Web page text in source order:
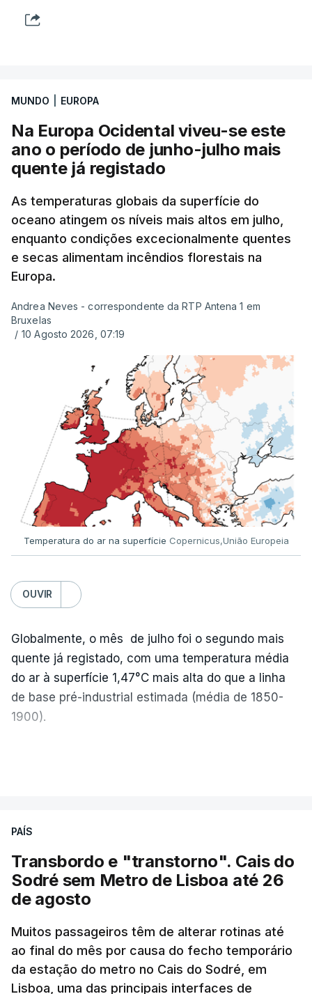
MUNDO EUROPA
Na Europa Ocidental viveu-se este
ano o período de junho-julho mais
quente já registado
As temperaturas globais da superfície do
oceano atingem os níveis mais altos em julho,
enquanto condições excecionalmente quentes
e secas alimentam incêndios florestais na
Europa.
Andrea Neves - correspondente da RTP Antena 1 em
Bruxelas
/ 10 Agosto 2026, 07:19
Temperatura do ar na superfície Copernicus,União Europeia
OUVIR
Globalmente, o mês de julho foi o segundo mais
quente já registado, com uma temperatura média
do ar à superfície 1,47°C mais alta do que a linha
de base pré-industrial estimada (média de 1850-
1900).
excecional de calor extremo neste verão.
Embora estas tenham sido menos intensas do que
as ondas de calor de junho, a sequência geral de
ondas de calor desde maio permanece excecional
para a região.
São os dados do mais recente relatório do
Copernicus, o sistema de Observação da Terra
PAÍS
Transbordo e "transtorno". Cais do
Sodré sem Metro de Lisboa até 26
de agosto
Muitos passageiros têm de alterar rotinas até
ao final do mês por causa do fecho temporário
da estação do metro no Cais do Sodré, em
Lisboa, uma das principais interfaces de